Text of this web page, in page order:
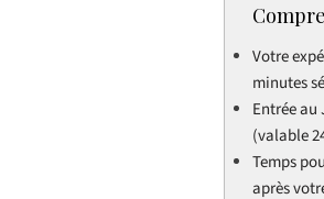
Votre
minutes
Entrée
(valable
Temps
après